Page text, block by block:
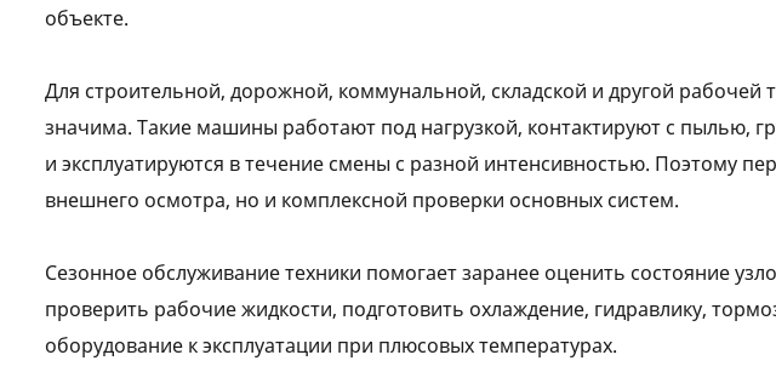
объекте.
Для строительной, дорожной, коммунальной, складской и другой рабочей
значима. Такие машины работают под нагрузкой, контактируют с пылью,
и эксплуатируются в течение смены с разной интенсивностью. Поэтому
внешнего осмотра, но и комплексной проверки основных систем.
Сезонное обслуживание техники помогает заранее оценить состояние
проверить рабочие жидкости, подготовить охлаждение, гидравлику,
оборудование к эксплуатации при плюсовых температурах.